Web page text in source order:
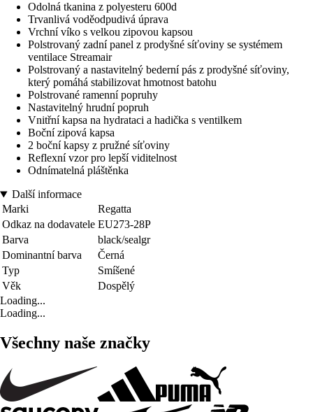
Odolná tkanina z polyesteru 600d
Trvanlivá voděodpudivá úprava
Vrchní víko s velkou zipovou kapsou
Polstrovaný zadní panel z prodyšné síťoviny se systémem
ventilace Streamair
Polstrovaný a nastavitelný bederní pás z prodyšné síťoviny,
který pomáhá stabilizovat hmotnost batohu
Polstrované ramenní popruhy
Nastavitelný hrudní popruh
Vnitřní kapsa na hydrataci a hadička s ventilkem
Boční zipová kapsa
2 boční kapsy z pružné síťoviny
Reflexní vzor pro lepší viditelnost
Odnímatelná pláštěnka
Další informace
Marki
Regatta
Odkaz na dodavatele EU273-28P
Barva
black/sealgr
Dominantní barva
Černá
Typ
Smíšené
Věk
Dospělý
Loading...
Loading...
Všechny naše značky